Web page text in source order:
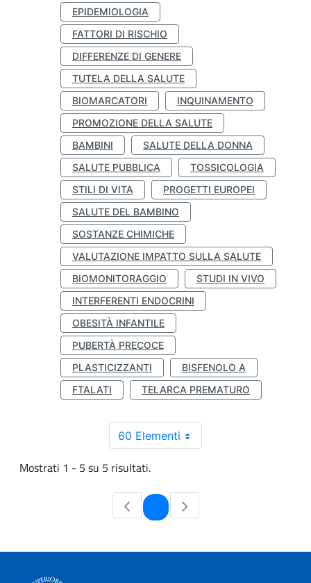
EPIDEMIOLOGIA
FATTORI DI RISCHIO
DIFFERENZE DI GENERE
TUTELA DELLA SALUTE
BIOMARCATORI
INQUINAMENTO
PROMOZIONE DELLA SALUTE
BAMBINI
SALUTE DELLA DONNA
SALUTE PUBBLICA
TOSSICOLOGIA
STILI DI VITA
PROGETTI EUROPEI
SALUTE DEL BAMBINO
SOSTANZE CHIMICHE
VALUTAZIONE IMPATTO SULLA SALUTE
BIOMONITORAGGIO
STUDI IN VIVO
INTERFERENTI ENDOCRINI
OBESITÀ INFANTILE
PUBERTÀ PRECOCE
PLASTICIZZANTI
BISFENOLO A
FTALATI
TELARCA PREMATURO
60 Elementi
Mostrati 1 - 5 su 5 risultati.
Pagina